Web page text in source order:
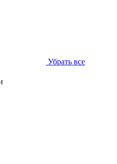
Убрать все